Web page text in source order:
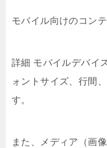
モバイル向けのコン
詳細 モバイルデバイ
ォントサイズ、行間
す。
また、メディア（画